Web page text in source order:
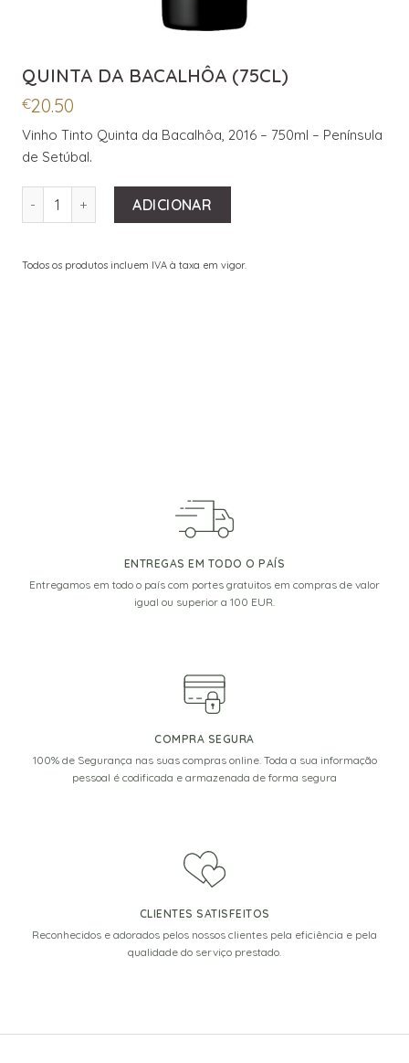
QUINTA DA BACALHÔA (75CL)
€20.50
Vinho Tinto Quinta da Bacalhôa, 2016 – 750ml – Península
de Setúbal.
ADICIONAR
Todos os produtos incluem IVA à taxa em vigor.
ENTREGAS EM TODO O PAÍS
Entregamos em todo o país com portes gratuitos em compras de valor
igual ou superior a 100 EUR.
COMPRA SEGURA
100% de Segurança nas suas compras online. Toda a sua informação
pessoal é codificada e armazenada de forma segura
CLIENTES SATISFEITOS
Reconhecidos e adorados pelos nossos clientes pela eficiência e pela
qualidade do serviço prestado.